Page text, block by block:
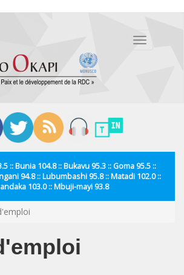
Toggle
:: Bunia 104.8 :: Bukavu 95.3 :: Goma 95.5 ::
94.8 :: Lubumbashi 95.8 :: Matadi 102.0 ::
103.0 :: Mbuji-mayi 93.8